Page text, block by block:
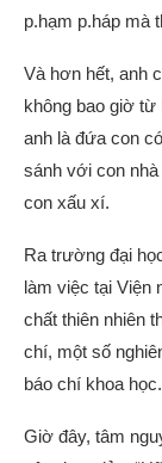
p.hạm p.háp mà
Và hơn hết, anh
không bao giờ từ
anh là đứa con
sánh với con
con xấu xí.
Ra trường đại
làm việc tại Viện
chất thiên nhiên
chí, một số
báo chí khoa học.
Giờ đây, tâm